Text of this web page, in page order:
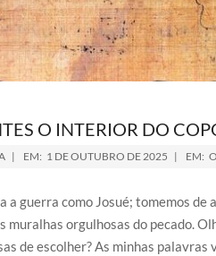
O INTERIOR DO
EM: 1 DE OUTUBRO DE 2025 EM:
a guerra como Josué; tomemos
muralhas orgulhosas do pecado.
de escolher? As minhas